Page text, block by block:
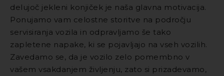
delujoč jekleni konjiček je naša glavna motivacija.
Ponujamo vam celostne storitve na področju
servisiranja vozila in odpravljamo še tako
zapletene napake, ki se pojavljajo na vseh vozilih.
Zavedamo se, da je vozilo zelo pomembno v
vašem vsakdanjem življenju, zato si prizadevamo,